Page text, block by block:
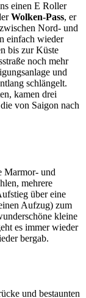
einen E Roller
Wolken-Pass, er
Nord- und
einfach wieder
bis zur Küste
noch mehr
und
schlängelt.
kamen drei
von Saigon nach
Marmor- und
mehrere
über eine
Aufzug) zum
kleine
es immer wieder
bergab.
und bestaunten